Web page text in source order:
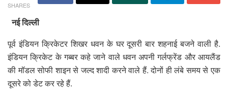
SHARES
नई दिल्ली
पूर्व इंडियन क्रिकेटर शिखर धवन के घर दूसरी बार शहनाई बजने वाली है.
इंडियन क्रिकेट के गब्बर कहे जाने वाले धवन अपनी गर्लफ्रेंड और आयलैंड
की मॉडल सोफी शाइन से जल्द शादी करने वाले हैं. दोनों ही लंबे समय से एक
दूसरे को डेट कर रहे हैं.